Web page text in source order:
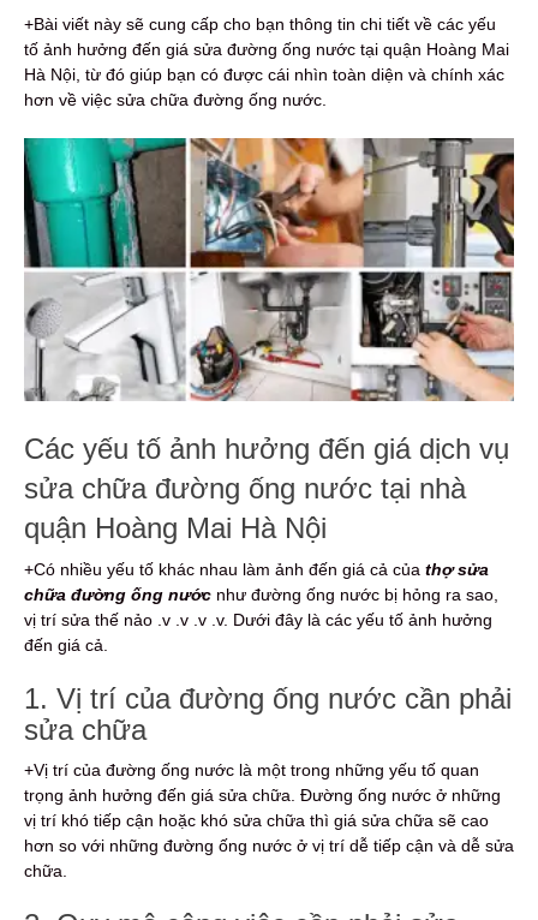
+Bài viết này sẽ cung cấp cho bạn thông tin chi tiết về các yếu
tố ảnh hưởng đến giá sửa đường ống nước tại quận Hoàng Mai
Hà Nội, từ đó giúp bạn có được cái nhìn toàn diện và chính xác
hơn về việc sửa chữa đường ống nước.
Các yếu tố ảnh hưởng đến giá dịch vụ
sửa chữa đường ống nước tại nhà
quận Hoàng Mai Hà Nội
+Có nhiều yếu tố khác nhau làm ảnh đến giá cả của thợ sửa
chữa đường ống nước như đường ống nước bị hỏng ra sao,
vị trí sửa thế nảo .v .v .v .v. Dưới đây là các yếu tố ảnh hưởng
đến giá cả.
1. Vị trí của đường ống nước cần phải
sửa chữa
+Vị trí của đường ống nước là một trong những yếu tố quan
trọng ảnh hưởng đến giá sửa chữa. Đường ống nước ở những
vị trí khó tiếp cận hoặc khó sửa chữa thì giá sửa chữa sẽ cao
hơn so với những đường ống nước ở vị trí dễ tiếp cận và dễ sửa
chữa.